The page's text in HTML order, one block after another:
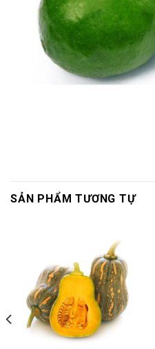
SẢN PHẨM TƯƠNG TỰ